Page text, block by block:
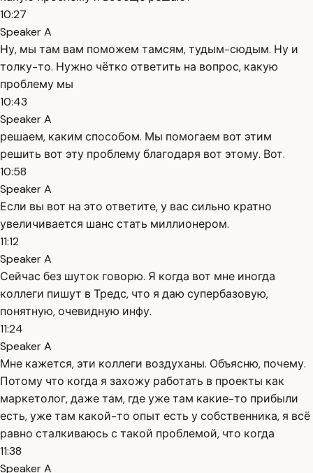
10:27
Speaker A
Ну, мы там вам поможем тамсям, тудым-сюдым. Ну и
толку-то. Нужно чётко ответить на вопрос, какую
проблему мы
10:43
Speaker A
решаем, каким способом. Мы помогаем вот этим
решить вот эту проблему благодаря вот этому. Вот.
10:58
Speaker A
Если вы вот на это ответите, у вас сильно кратно
увеличивается шанс стать миллионером.
11:12
Speaker A
Сейчас без шуток говорю. Я когда вот мне иногда
коллеги пишут в Тредс, что я даю супербазовую,
понятную, очевидную инфу.
11:24
Speaker A
Мне кажется, эти коллеги воздуханы. Объясню, почему.
Потому что когда я захожу работать в проекты как
маркетолог, даже там, где уже там какие-то прибыли
есть, уже там какой-то опыт есть у собственника, я всё
равно сталкиваюсь с такой проблемой, что когда
11:38
Speaker A